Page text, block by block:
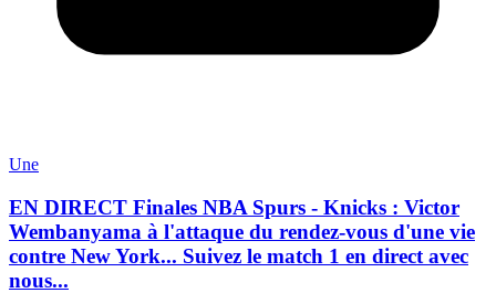
Une
EN DIRECT Finales NBA Spurs - Knicks : Victor
Wembanyama à l'attaque du rendez-vous d'une vie
contre New York... Suivez le match 1 en direct avec
nous...